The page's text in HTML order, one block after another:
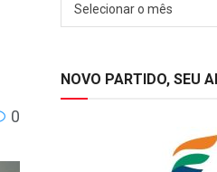
0
Selecionar o mês
NOVO PARTIDO, SEU